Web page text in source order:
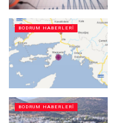
BODRUM HABERLERI
BODRUM HABERLERI